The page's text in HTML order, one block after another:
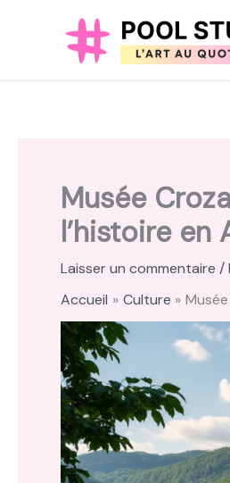
Musée
l’histoire en
Laisser un commentaire /
Accueil
Culture